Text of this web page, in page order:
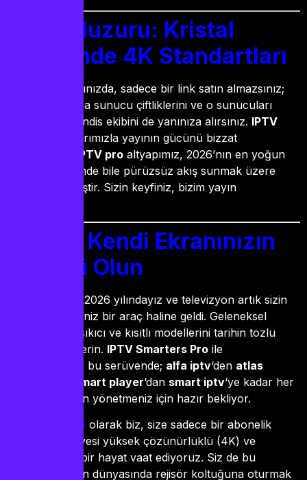
Yayın Huzuru: Kristal
Netliğinde 4K Standartları
Bizimle çalıştığınızda, sadece bir link satın almazsınız;
arkadaki devasa sunucu çiftliklerini ve o sunucuları
yöneten mühendis ekibini de yanınıza alırsınız. IPTV
olanaklarımızla yayının gücünü bizzat
IPTV pro altyapımız, 2026’nın en yoğun
internet trafiğinde bile pürüzsüz akış sunmak üzere
optimize edilmiştir. Sizin keyfiniz, bizim yayın
Sonuç: Kendi Ekranınızın
Başrolü Olun
Sonuç olarak, 2026 yılındayız ve televizyon artık sizin
ona hükmettiğiniz bir araç haline geldi. Geleneksel
yayıncılığın o sıkıcı ve kısıtlı modellerini tarihin tozlu
raflarına gönderin. IPTV Smarters Pro ile
başlayacağınız bu serüvende; alfa iptv‘den atlas
iptv smart player‘dan smart iptv‘ye kadar her
enstrüman sizin yönetmeniz için hazır bekliyor.
iptvsatnal.store olarak biz, size sadece bir abonelik
değil, her saniyesi yüksek çözünürlüklü (4K) ve
heyecan dolu bir hayat vaat ediyoruz. Siz de bu
muazzam yayın dünyasında rejisör koltuğuna oturmak